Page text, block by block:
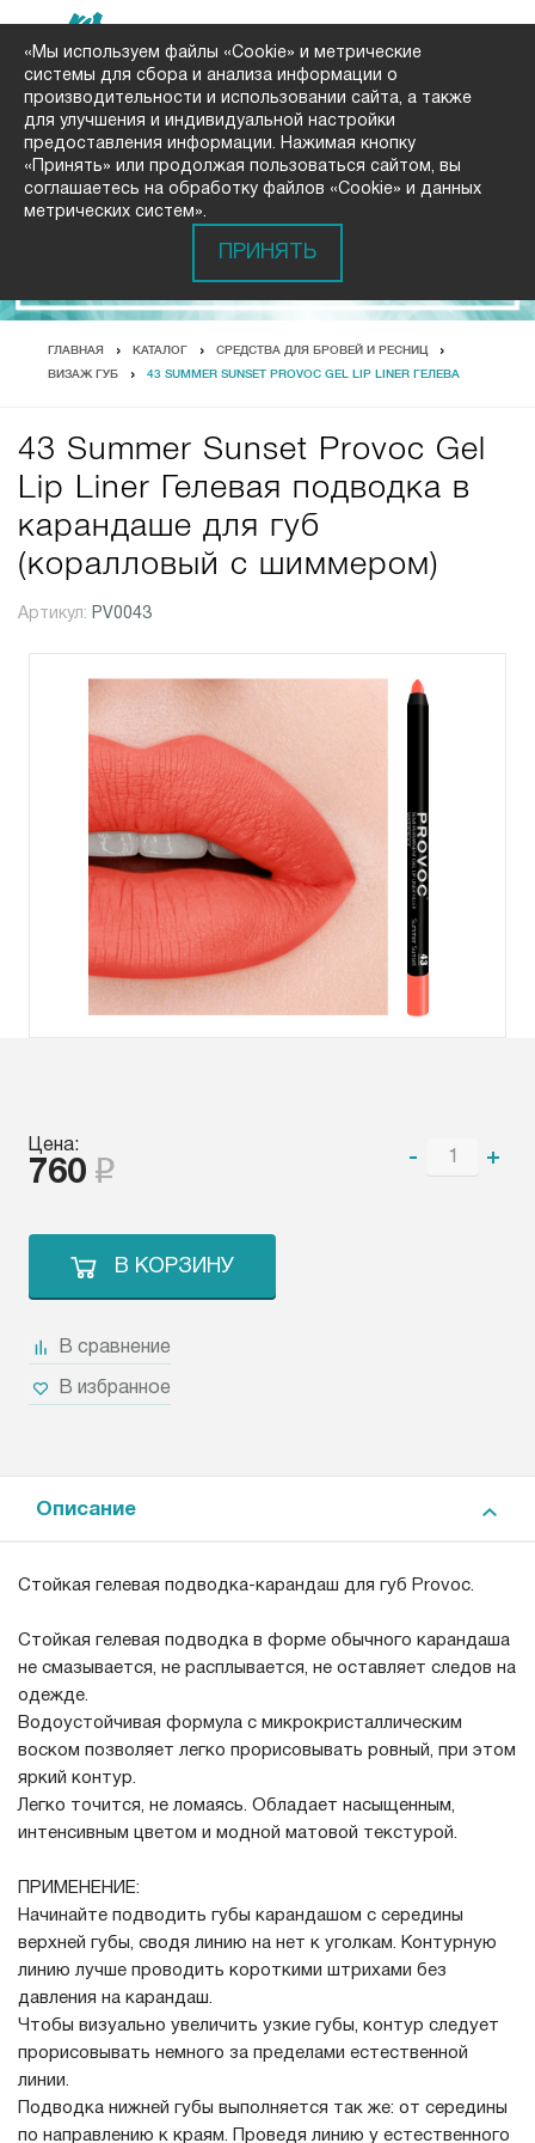
ГЛАВНАЯ КАТАЛОГ СРЕДСТВА ДЛЯ БРОВЕЙ И РЕСНИЦ
ВИЗАЖ ГУБ 43 SUMMER SUNSET PROVOC GEL LIP LINER ГЕЛЕВА
43 Summer Sunset Provoc Gel
Lip Liner Гелевая подводка в
карандаше для губ
(коралловый с шиммером)
Артикул: PV0043
Цена:
760
- +
В КОРЗИНУ
В сравнение
В избранное
Описание
Стойкая гелевая подводка-карандаш для губ Provoc.
Стойкая гелевая подводка в форме обычного карандаша
не смазывается, не расплывается, не оставляет следов на
одежде.
Водоустойчивая формула с микрокристаллическим
воском позволяет легко прорисовывать ровный, при этом
яркий контур.
Легко точится, не ломаясь. Обладает насыщенным,
интенсивным цветом и модной матовой текстурой.
ПРИМЕНЕНИЕ:
Начинайте подводить губы карандашом с середины
верхней губы, сводя линию на нет к уголкам. Контурную
линию лучше проводить короткими штрихами без
давления на карандаш.
Чтобы визуально увеличить узкие губы, контур следует
прорисовывать немного за пределами естественной
линии.
Подводка нижней губы выполняется так же: от середины
по направлению к краям. Проведя линию у естественного
«Мы используем файлы «Cookie» и метрические
системы для сбора и анализа информации о
производительности и использовании сайта, а также
для улучшения и индивидуальной настройки
предоставления информации. Нажимая кнопку
«Принять» или продолжая пользоваться сайтом, вы
соглашаетесь на обработку файлов «Cookie» и данных
метрических систем».
ПРИНЯТЬ